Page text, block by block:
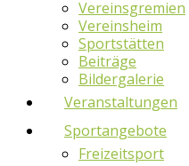
Vereinsgremien
Vereinsheim
Sportstätten
Beiträge
Bildergalerie
Veranstaltungen
Sportangebote
Freizeitsport